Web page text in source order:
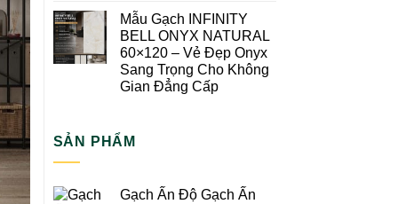
Mẫu Gạch INFINITY
BELL ONYX NATURAL
60×120 – Vẻ Đẹp Onyx
Sang Trọng Cho Không
Gian Đẳng Cấp
SẢN PHẨM
Gạch Ấn Độ Gạch Ấn